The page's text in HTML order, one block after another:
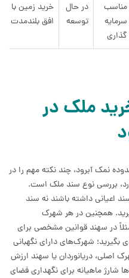
مناسب
سرمایه
گذاری
در حال
توسعه
خرید زمین با
افق بلندمدت
ملک در
نمک آبرود، چند نکته مهم را در
بررسی نوع سند ملک است.
اعیانی داشته باشند نه سند
همچنین در هر شهرک
در سهند قوانین مشخصی برای
بگیرید؛ شهرک‌های دارای نگهبانی
اصلی، دریانوردان یا سهند ارزش
شارژ ماهیانه برای نگهداری فضای